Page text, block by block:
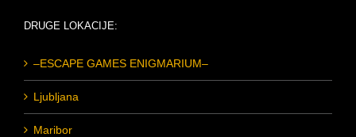
DRUGE LOKACIJE:
–ESCAPE GAMES ENIGMARIUM–
Ljubljana
Maribor